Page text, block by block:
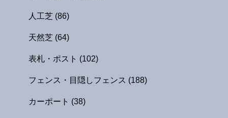
人工芝 (86)
天然芝 (64)
表札・ポスト (102)
フェンス・目隠しフェンス (188)
カーポート (38)